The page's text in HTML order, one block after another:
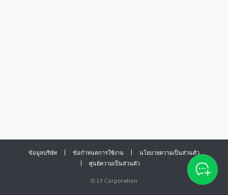
ข้อมูลบริษัท ข้อกำหนดการใช้งาน
นโยบายความเป็นส่วนตัว
ศูนย์ความเป็นส่วนตัว
© LY Corporation